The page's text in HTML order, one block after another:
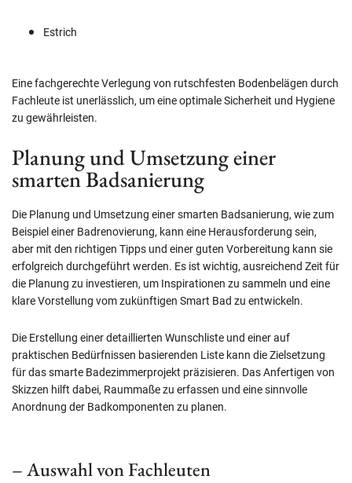
Estrich
Eine fachgerechte Verlegung von rutschfesten Bodenbelägen durch
Fachleute ist unerlässlich, um eine optimale Sicherheit und Hygiene
zu gewährleisten.
Planung und Umsetzung einer
smarten Badsanierung
Die Planung und Umsetzung einer smarten Badsanierung, wie zum
Beispiel einer Badrenovierung, kann eine Herausforderung sein,
aber mit den richtigen Tipps und einer guten Vorbereitung kann sie
erfolgreich durchgeführt werden. Es ist wichtig, ausreichend Zeit für
die Planung zu investieren, um Inspirationen zu sammeln und eine
klare Vorstellung vom zukünftigen Smart Bad zu entwickeln.
Die Erstellung einer detaillierten Wunschliste und einer auf
praktischen Bedürfnissen basierenden Liste kann die Zielsetzung
für das smarte Badezimmerprojekt präzisieren. Das Anfertigen von
Skizzen hilft dabei, Raummaße zu erfassen und eine sinnvolle
Anordnung der Badkomponenten zu planen.
– Auswahl von Fachleuten